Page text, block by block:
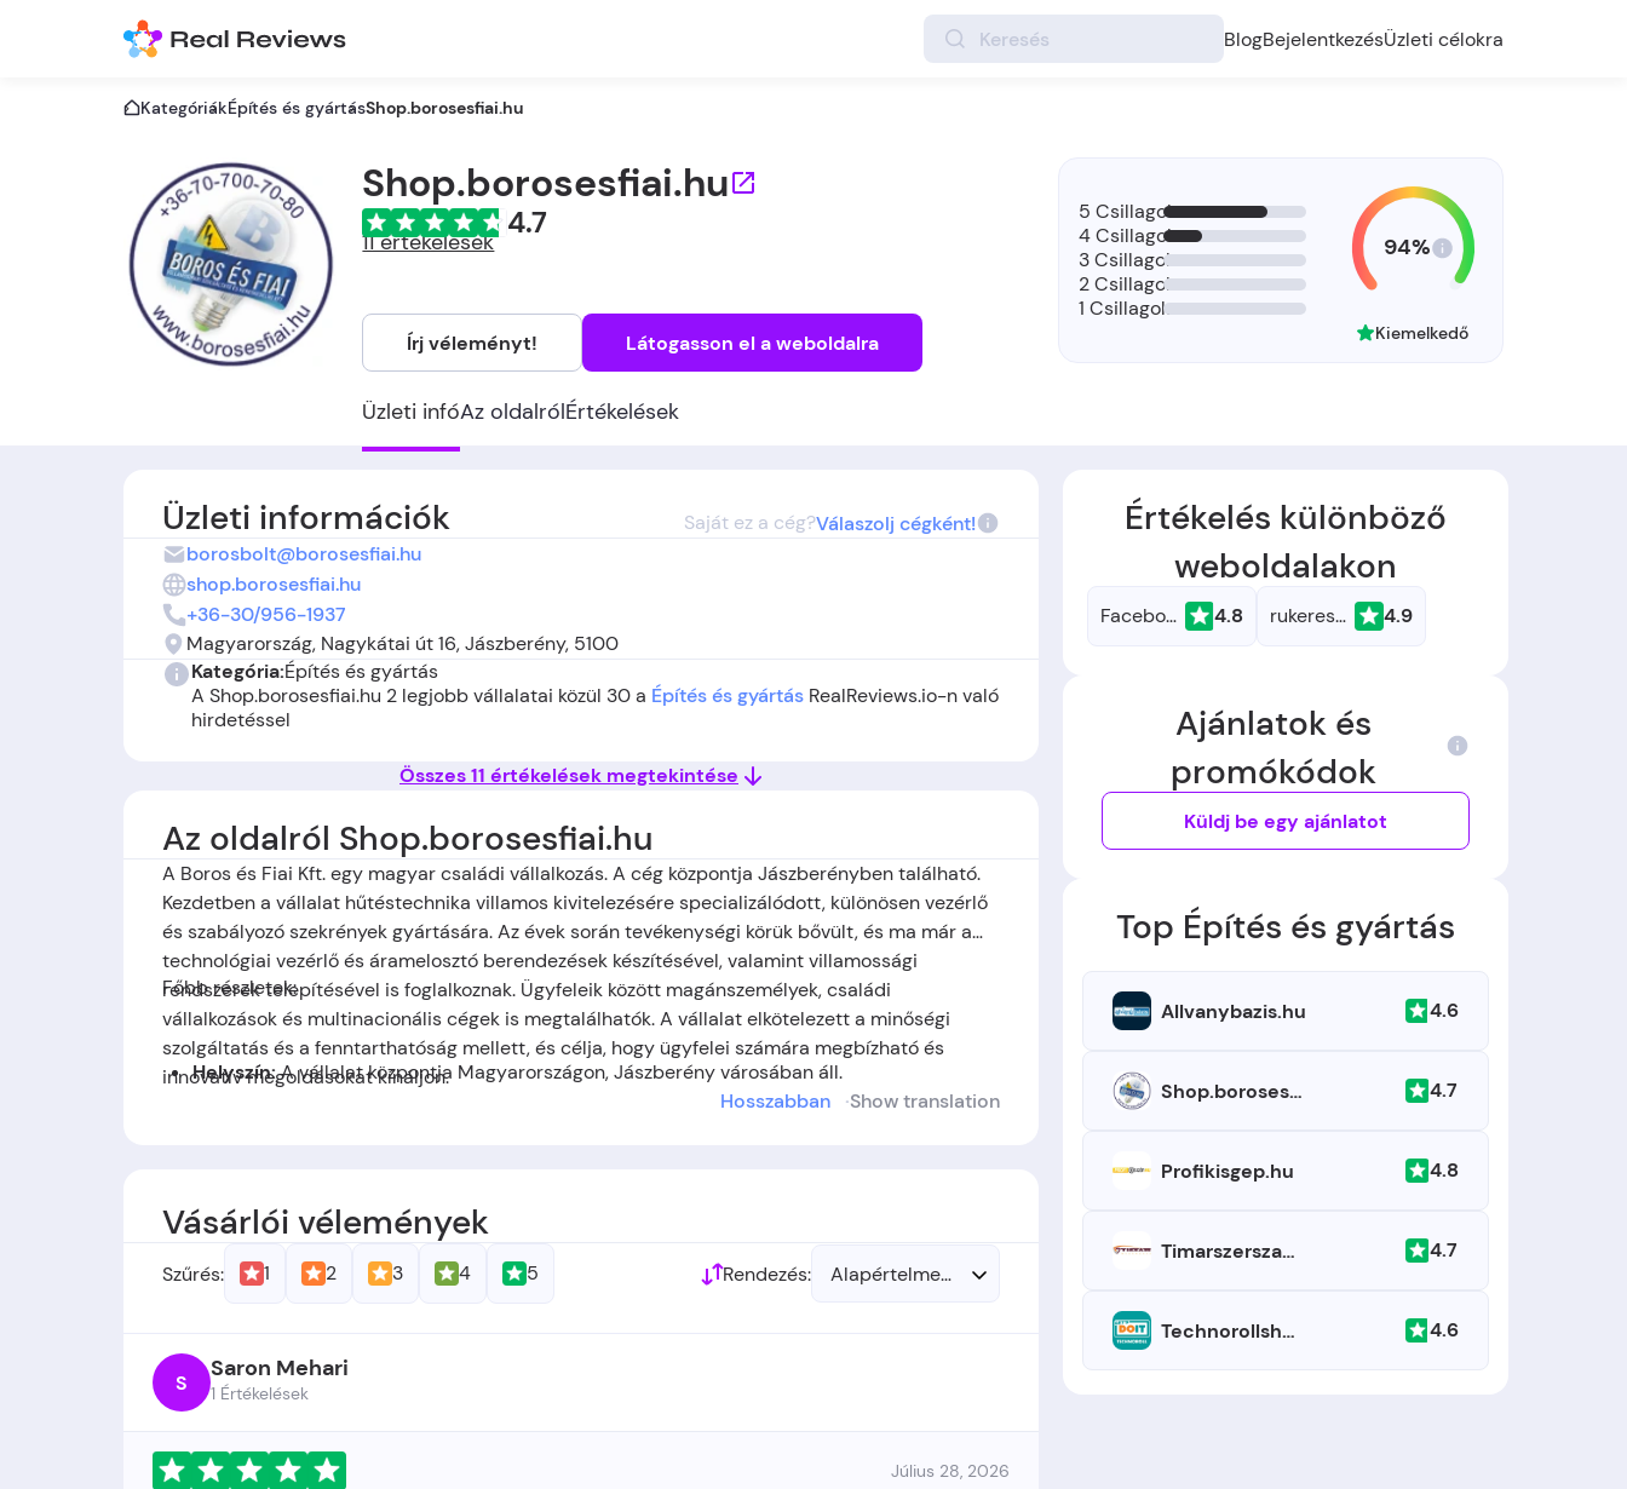
BlogBejelentkezésÜzleti célokra
KategóriákÉpítés és gyártásShop.borosesfiai.hu
Shop.borosesfiai.hu
4.7
11 értékelések
Írj véleményt! Látogasson el a weboldalra
Üzleti infóAz oldalrólÉrtékelések
5 Csillagok
4 Csillagok
3 Csillagok
2 Csillagok
1 Csillagok
94%
Kiemelkedő
Üzleti információk Saját ez a cég?Válaszolj cégként!
borosbolt@borosesfiai.hu
shop.borosesfiai.hu
+36-30/956-1937
Magyarország, Nagykátai út 16, Jászberény, 5100
Kategória:Építés és gyártás
A Shop.borosesfiai.hu 2 legjobb vállalatai közül 30 a Építés és gyártás RealReviews.io-n való
hirdetéssel
Összes 11 értékelések megtekintése
Az oldalról Shop.borosesfiai.hu
A Boros és Fiai Kft. egy magyar családi vállalkozás. A cég központja Jászberényben található.
Kezdetben a vállalat hűtéstechnika villamos kivitelezésére specializálódott, különösen vezérlő
és szabályozó szekrények gyártására. Az évek során tevékenységi körük bővült, és ma már a
technológiai vezérlő és áramelosztó berendezések készítésével, valamint villamossági
rendszerek telepítésével is foglalkoznak. Ügyfeleik között magánszemélyek, családi
vállalkozások és multinacionális cégek is megtalálhatók. A vállalat elkötelezett a minőségi
szolgáltatás és a fenntarthatóság mellett, és célja, hogy ügyfelei számára megbízható és
innovatív megoldásokat kínáljon.
Főbb részletek:
Helyszín:A vállalat központja Magyarországon, Jászberényvárosában áll.
Hosszabban Show translation
Értékelés különböző
weboldalakon
Facebook 4.8 rukereső.hu 4.9
Ajánlatok és
promókódok
Küldj be egy ajánlatot
Top Építés és gyártás
Allvanybazis.hu 4.6
Shop.borosesfiai.hu 4.7
Profikisgep.hu 4.8
Timarszerszam.hu 4.7
Technorollshop.hu 4.6
Vásárlói vélemények
Rendezés: Alapértelmezett
Szűrés: 1 2 3 4 5
S Saron Mehari
1 Értékelések
Július 28, 2026